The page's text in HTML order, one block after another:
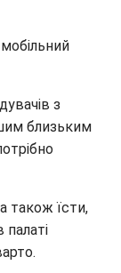
з
близьким
також їсти,